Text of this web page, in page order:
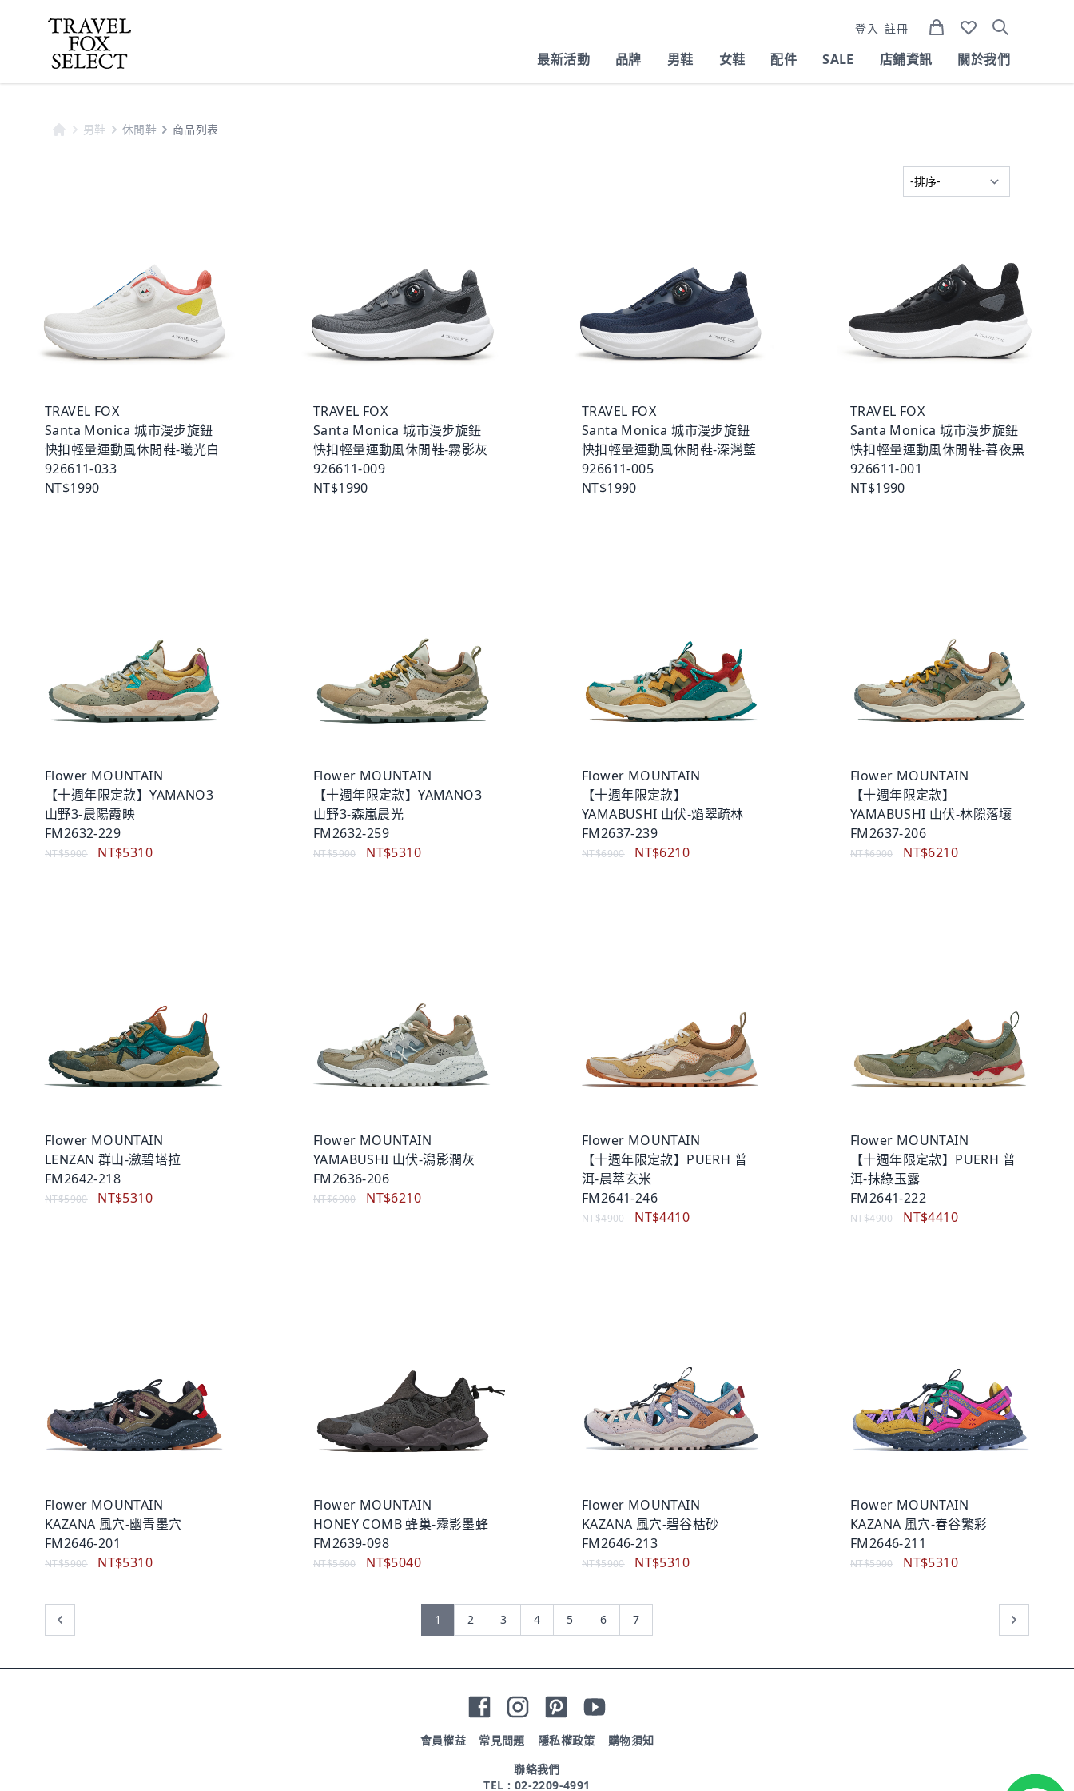
登入 註冊
最新活動 品牌 男鞋 女鞋 配件 SALE 店鋪資訊 關於我們
男鞋 休閒鞋 商品列表
TRAVEL FOX
Santa Monica 城市漫步旋鈕
快扣輕量運動風休閒鞋-曦光白
926611-033
NT$1990
TRAVEL FOX
Santa Monica 城市漫步旋鈕
快扣輕量運動風休閒鞋-霧影灰
926611-009
NT$1990
TRAVEL FOX
Santa Monica 城市漫步旋鈕
快扣輕量運動風休閒鞋-深灣藍
926611-005
NT$1990
TRAVEL FOX
Santa Monica 城市漫步旋鈕
快扣輕量運動風休閒鞋-暮夜黑
926611-001
NT$1990
Flower MOUNTAIN
【十週年限定款】YAMANO3
山野3-晨陽霞映
FM2632-229
NT$5900 NT$5310
Flower MOUNTAIN
【十週年限定款】YAMANO3
山野3-森嵐晨光
FM2632-259
NT$5900 NT$5310
Flower MOUNTAIN
【十週年限定款】
YAMABUSHI 山伏-焰翠疏林
FM2637-239
NT$6900 NT$6210
Flower MOUNTAIN
【十週年限定款】
YAMABUSHI 山伏-林隙落壤
FM2637-206
NT$6900 NT$6210
Flower MOUNTAIN
LENZAN 群山-瀲碧塔拉
FM2642-218
NT$5900 NT$5310
Flower MOUNTAIN
YAMABUSHI 山伏-潟影潤灰
FM2636-206
NT$6900 NT$6210
Flower MOUNTAIN
【十週年限定款】PUERH 普
洱-晨萃玄米
FM2641-246
NT$4900 NT$4410
Flower MOUNTAIN
【十週年限定款】PUERH 普
洱-抹綠玉露
FM2641-222
NT$4900 NT$4410
Flower MOUNTAIN
KAZANA 風穴-幽青墨穴
FM2646-201
NT$5900 NT$5310
Flower MOUNTAIN
HONEY COMB 蜂巢-霧影墨蜂
FM2639-098
NT$5600 NT$5040
Flower MOUNTAIN
KAZANA 風穴-碧谷枯砂
FM2646-213
NT$5900 NT$5310
Flower MOUNTAIN
KAZANA 風穴-春谷繁彩
FM2646-211
NT$5900 NT$5310
1 2 3 4 5 6 7
會員權益 常見問題 隱私權政策
購物須知
聯絡我們
TEL : 02-2209-4991